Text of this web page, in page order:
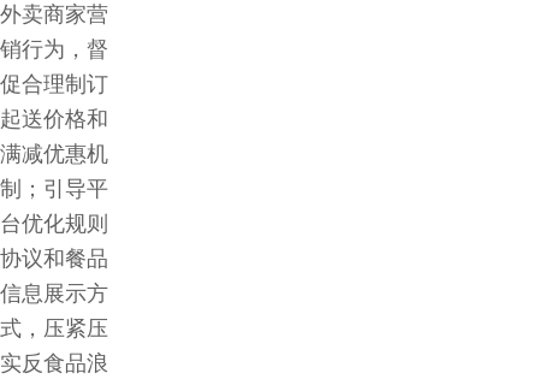
外卖商家营
销行为，督
促合理制订
起送价格和
满减优惠机
制；引导平
台优化规则
协议和餐品
信息展示方
式，压紧压
实反食品浪